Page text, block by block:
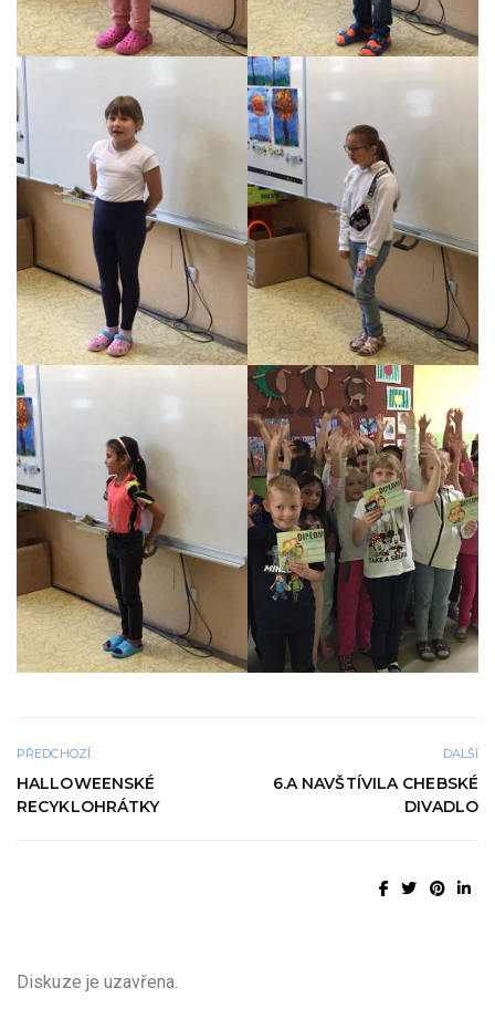
PŘEDCHOZÍ
HALLOWEENSKÉ
RECYKLOHRÁTKY
DALŠÍ
6.A NAVŠTÍVILA CHEBSKÉ
DIVADLO
Diskuze je uzavřena.